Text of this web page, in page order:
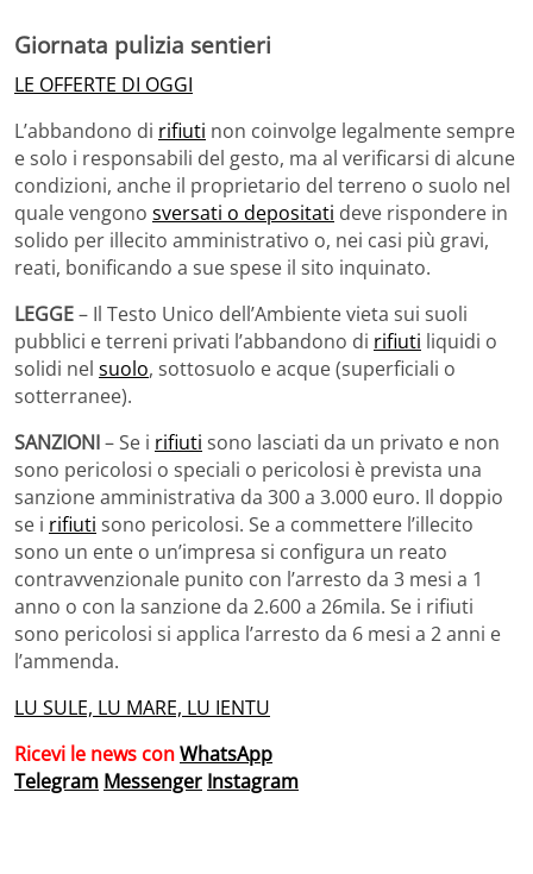
Giornata pulizia sentieri
LE OFFERTE DI OGGI
L’abbandono di rifiuti non coinvolge legalmente sempre
e solo i responsabili del gesto, ma al verificarsi di alcune
condizioni, anche il proprietario del terreno o suolo nel
quale vengono sversati o depositati deve rispondere in
solido per illecito amministrativo o, nei casi più gravi,
reati, bonificando a sue spese il sito inquinato.
LEGGE– Il Testo Unico dell’Ambiente vieta sui suoli
pubblici e terreni privati l’abbandono di rifiuti liquidi o
solidi nel suolo, sottosuolo e acque (superficiali o
sotterranee).
SANZIONI– Se i rifiuti sono lasciati da un privato e non
sono pericolosi o speciali o pericolosi è prevista una
sanzione amministrativa da 300 a 3.000 euro. Il doppio
se i rifiuti sono pericolosi. Se a commettere l’illecito
sono un ente o un’impresa si configura un reato
contravvenzionale punito con l’arresto da 3 mesi a 1
anno o con la sanzione da 2.600 a 26mila. Se i rifiuti
sono pericolosi si applica l’arresto da 6 mesi a 2 anni e
l’ammenda.
LU SULE, LU MARE, LU IENTU
Ricevi le news conWhatsApp
Telegram Messenger Instagram